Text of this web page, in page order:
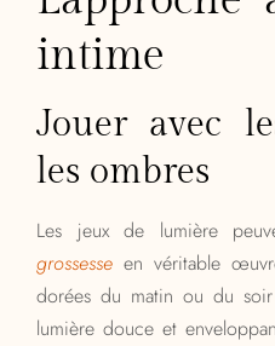
intime
Jouer avec
les ombres
Les jeux de lumière
grossesse en véritable
dorées du matin ou du
lumière douce et